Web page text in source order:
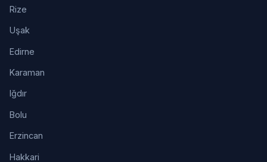
Rize
Uşak
Edirne
Karaman
Iğdır
Bolu
Erzincan
Hakkari